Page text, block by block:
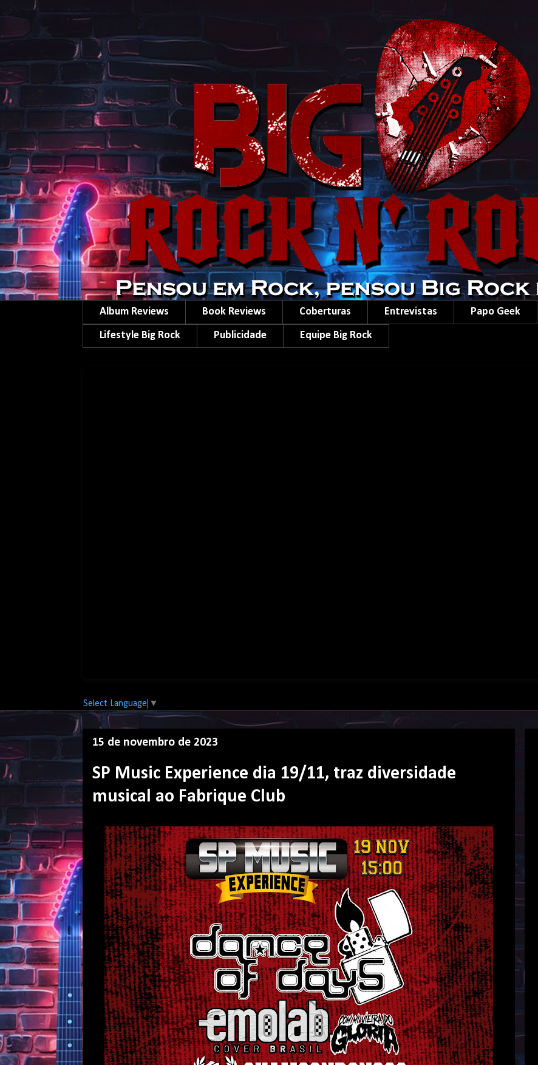
Album Reviews Book Reviews Coberturas Entrevistas Papo Geek
Lifestyle Big Rock Publicidade Equipe Big Rock
Select Language ▼
15 de novembro de 2023
SP Music Experience dia 19/11, traz diversidade
musical ao Fabrique Club